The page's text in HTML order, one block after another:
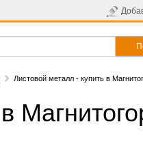
Листовой металл - купить в